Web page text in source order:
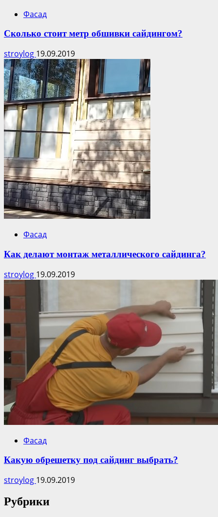
Фасад
Сколько стоит метр обшивки сайдингом?
stroylog 19.09.2019
Фасад
Как делают монтаж металлического сайдинга?
stroylog 19.09.2019
Фасад
Какую обрешетку под сайдинг выбрать?
stroylog 19.09.2019
Рубрики